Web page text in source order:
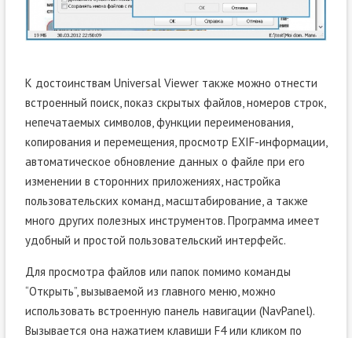
К достоинствам Universal Viewer также можно отнести
встроенный поиск, показ скрытых файлов, номеров строк,
непечатаемых символов, функции переименования,
копирования и перемещения, просмотр EXIF-информации,
автоматическое обновление данных о файле при его
изменении в сторонних приложениях, настройка
пользовательских команд, масштабирование, а также
много других полезных инструментов. Программа имеет
удобный и простой пользовательский интерфейс.
Для просмотра файлов или папок помимо команды
“Открыть”, вызываемой из главного меню, можно
использовать встроенную панель навигации (NavPanel).
Вызывается она нажатием клавиши F4 или кликом по